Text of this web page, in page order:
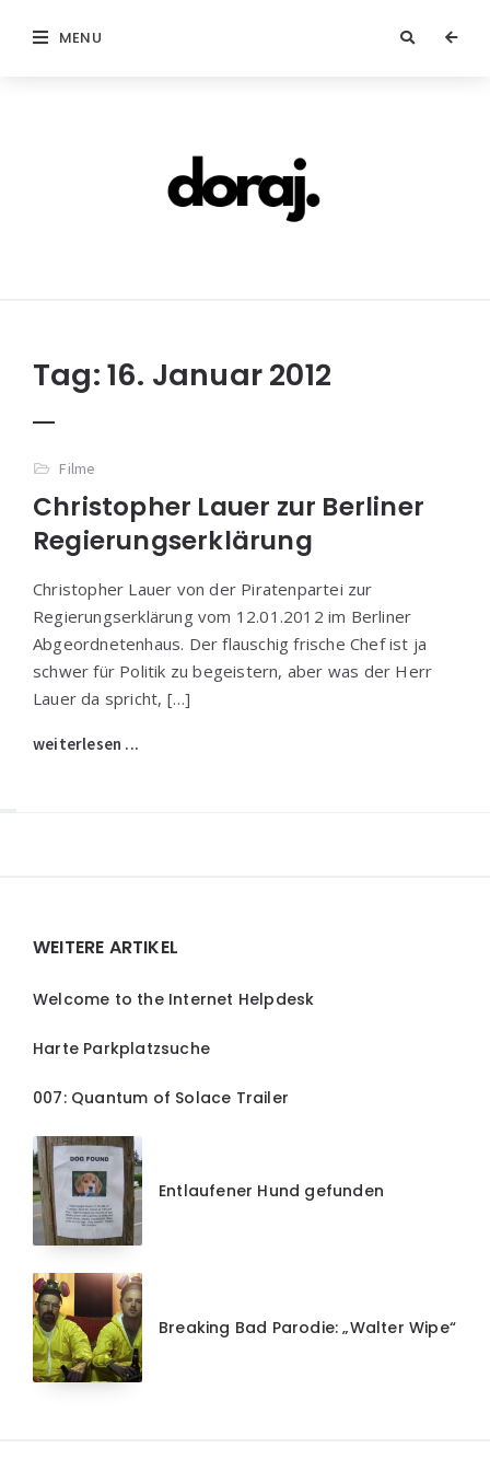
MENU
Tag:16. Januar 2012
Filme
Christopher Lauer zur Berliner
Regierungserklärung
Christopher Lauer von der Piratenpartei zur
Regierungserklärung vom 12.01.2012 im Berliner
Abgeordnetenhaus. Der flauschig frische Chef ist ja
schwer für Politik zu begeistern, aber was der Herr
Lauer da spricht, […]
weiterlesen ...
WEITERE ARTIKEL
Welcome to the Internet Helpdesk
Harte Parkplatzsuche
007: Quantum of Solace Trailer
Entlaufener Hund gefunden
Breaking Bad Parodie: „Walter Wipe“